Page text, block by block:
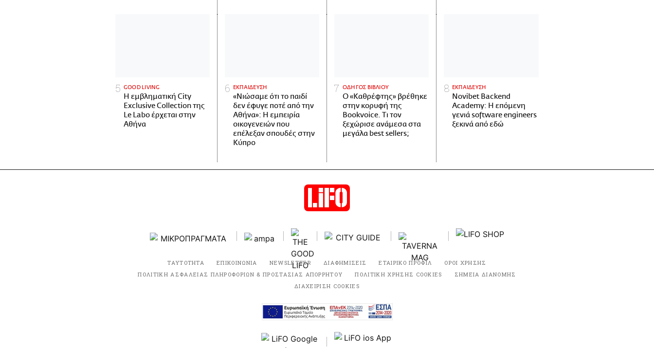
GOOD LIVING
Η εμβληματική City
Exclusive Collection της
Le Labo έρχεται στην
Αθήνα
ΕΚΠΑΙΔΕΥΣΗ
«Νιώσαμε ότι το παιδί
δεν έφυγε ποτέ από την
Αθήνα»: Η εμπειρία
οικογενειών που
επέλεξαν σπουδές στην
Κύπρο
ΟΔΗΓΟΣ ΒΙΒΛΙΟΥ
Ο «Καθρέφτης» βρέθηκε
στην κορυφή της
Bookvoice. Τι τον
ξεχώρισε ανάμεσα στα
μεγάλα best sellers;
ΕΚΠΑΙΔΕΥΣΗ
Novibet Backend
Academy: Η επόμενη
γενιά software engineers
ξεκινά από εδώ
ΤΑΥΤΟΤΗΤΑ ΕΠΙΚΟΙΝΩΝΙΑ NEWSLETTER ΔΙΑΦΗΜΙΣΕΙΣ ΕΤΑΙΡΙΚΟ ΠΡΟΦΙΛ
ΟΡΟΙ ΧΡΗΣΗΣ
ΠΟΛΙΤΙΚΗ ΑΣΦΑΛΕΙΑΣ ΠΛΗΡΟΦΟΡΙΩΝ & ΠΡΟΣΤΑΣΙΑΣ ΑΠΟΡΡΗΤΟΥ
ΠΟΛΙΤΙΚΗ ΧΡΗΣΗΣ COOKIES
ΣΗΜΕΙΑ ΔΙΑΝΟΜΗΣ
ΔΙΑΧΕΙΡΙΣΗ COOKIES